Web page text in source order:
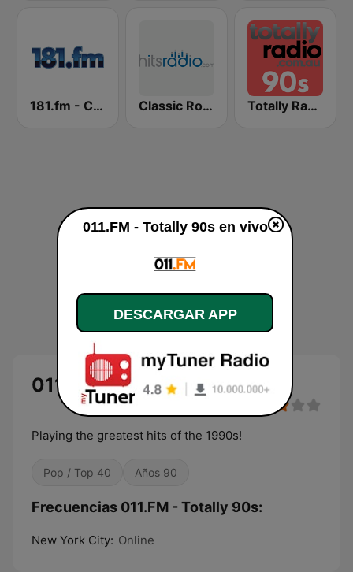
181.fm - Classic Hits 181 Classic Rock - Hits Radio Totally Radio 90s
011.FM - Totally 90s
Playing the greatest hits of the 1990s!
Pop / Top 40 Años 90
Frecuencias 011.FM - Totally 90s:
New York City: Online
011.FM - Totally 90s en vivo
DESCARGAR APP